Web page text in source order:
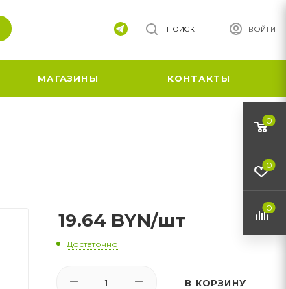
ВОЙТИ
ПОИСК
МАГАЗИНЫ КОНТАКТЫ
19.64 BYN/шт
Достаточно
В КОРЗИНУ
0
0
0